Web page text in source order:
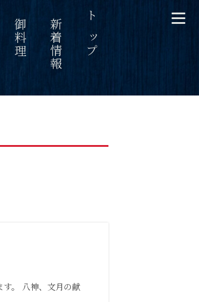
トップ
新着情報
御料理
089-971-4215
。 八神、文月の献